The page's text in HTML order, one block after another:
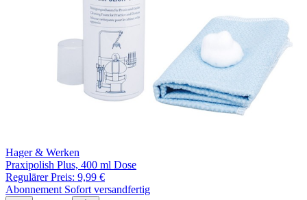
Hager & Werken
Praxipolish Plus, 400 ml Dose
Regulärer Preis: 9,99 €
Abonnement Sofort versandfertig